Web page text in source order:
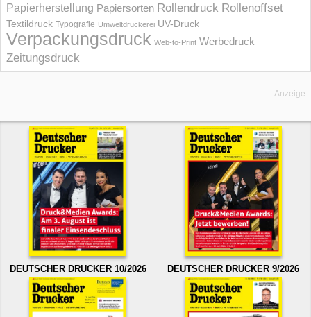
Papierherstellung Papiersorten Rollendruck Rollenoffset
Textildruck Typografie Umweltdruckerei UV-Druck
Verpackungsdruck Web-to-Print Werbedruck
Zeitungsdruck
Anzeige
DEUTSCHER DRUCKER 10/2026 DEUTSCHER DRUCKER 9/2026